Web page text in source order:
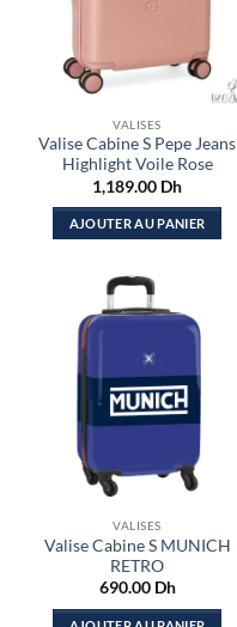
VALISES
Valise Cabine S Pepe Jeans
Highlight Voile Rose
1,189.00 Dh
AJOUTER AU PANIER
VALISES
Valise Cabine S MUNICH
RETRO
690.00 Dh